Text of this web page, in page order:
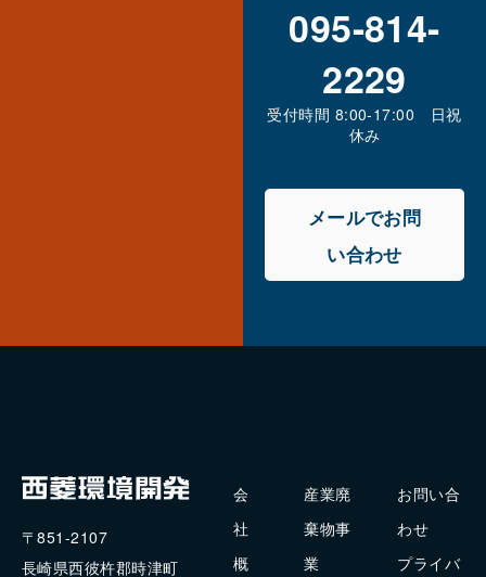
095-814-
2229
受付時間 8:00-17:00 日祝
休み
メールでお問
い合わせ
〒851-2107
長崎県西彼杵郡時津町
会
社
概
産業廃
棄物事
業
お問い合
わせ
プライバ